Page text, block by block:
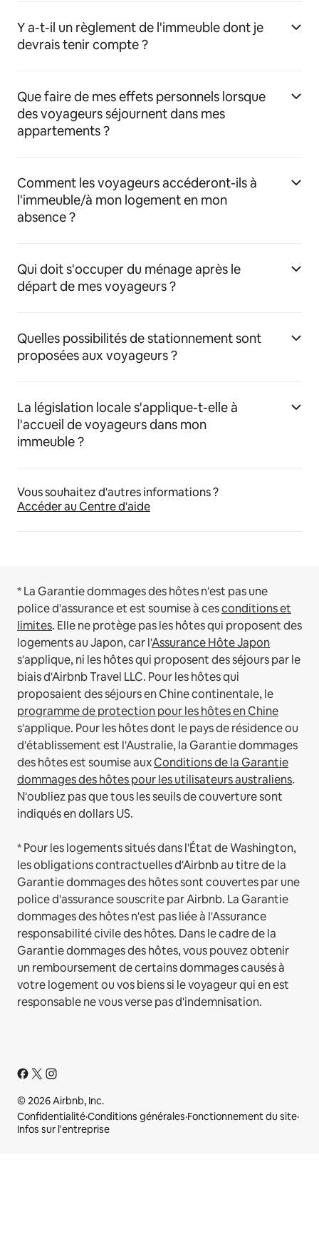
Y a-t-il un règlement de l'immeuble dont je
devrais tenir compte ?
Que faire de mes effets personnels lorsque
des voyageurs séjournent dans mes
appartements ?
Comment les voyageurs accéderont-ils à
l'immeuble/à mon logement en mon
absence ?
Qui doit s'occuper du ménage après le
départ de mes voyageurs ?
Quelles possibilités de stationnement sont
proposées aux voyageurs ?
La législation locale s'applique-t-elle à
l'accueil de voyageurs dans mon
immeuble ?
Vous souhaitez d'autres informations ?
Accéder au Centre d'aide
* La Garantie dommages des hôtes n'est pas une
police d'assurance et est soumise à cesconditions et
limites. Elle ne protège pas les hôtes qui proposent des
logements au Japon, car l'Assurance Hôte Japon
s'applique, ni les hôtes qui proposent des séjours par le
biais d'Airbnb Travel LLC. Pour les hôtes qui
proposaient des séjours en Chine continentale, le
programme de protection pour les hôtes en Chine
s'applique. Pour les hôtes dont le pays de résidence ou
d'établissement est l'Australie, la Garantie dommages
des hôtes est soumise auxConditions de la Garantie
dommages des hôtes pour les utilisateurs australiens.
N'oubliez pas que tous les seuils de couverture sont
indiqués en dollars US.
* Pour les logements situés dans l'État de Washington,
les obligations contractuelles d'Airbnb au titre de la
Garantie dommages des hôtes sont couvertes par une
police d'assurance souscrite par Airbnb. La Garantie
dommages des hôtes n'est pas liée à l'Assurance
responsabilité civile des hôtes. Dans le cadre de la
Garantie dommages des hôtes, vous pouvez obtenir
un remboursement de certains dommages causés à
votre logement ou vos biens si le voyageur qui en est
responsable ne vous verse pas d'indemnisation.
© 2026 Airbnb, Inc.
Confidentialité·Conditions générales·Fonctionnement du site·
Infos sur l'entreprise